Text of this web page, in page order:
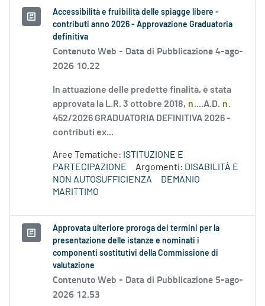
Accessibilità e fruibilità delle spiagge libere -
contributi anno 2026 - Approvazione Graduatoria
definitiva
Contenuto Web - Data di Pubblicazione 4-ago-
2026 10.22
In attuazione delle predette finalità, è stata
approvata la L.R. 3 ottobre 2018, n....A.D. n.
452/2026 GRADUATORIA DEFINITIVA 2026 -
contributi ex...
Aree Tematiche: ISTITUZIONE E
PARTECIPAZIONE
Argomenti: DISABILITÀ E
NON AUTOSUFFICIENZA
DEMANIO
MARITTIMO
Approvata ulteriore proroga dei termini per la
presentazione delle istanze e nominati i
componenti sostitutivi della Commissione di
valutazione
Contenuto Web - Data di Pubblicazione 5-ago-
2026 12.53